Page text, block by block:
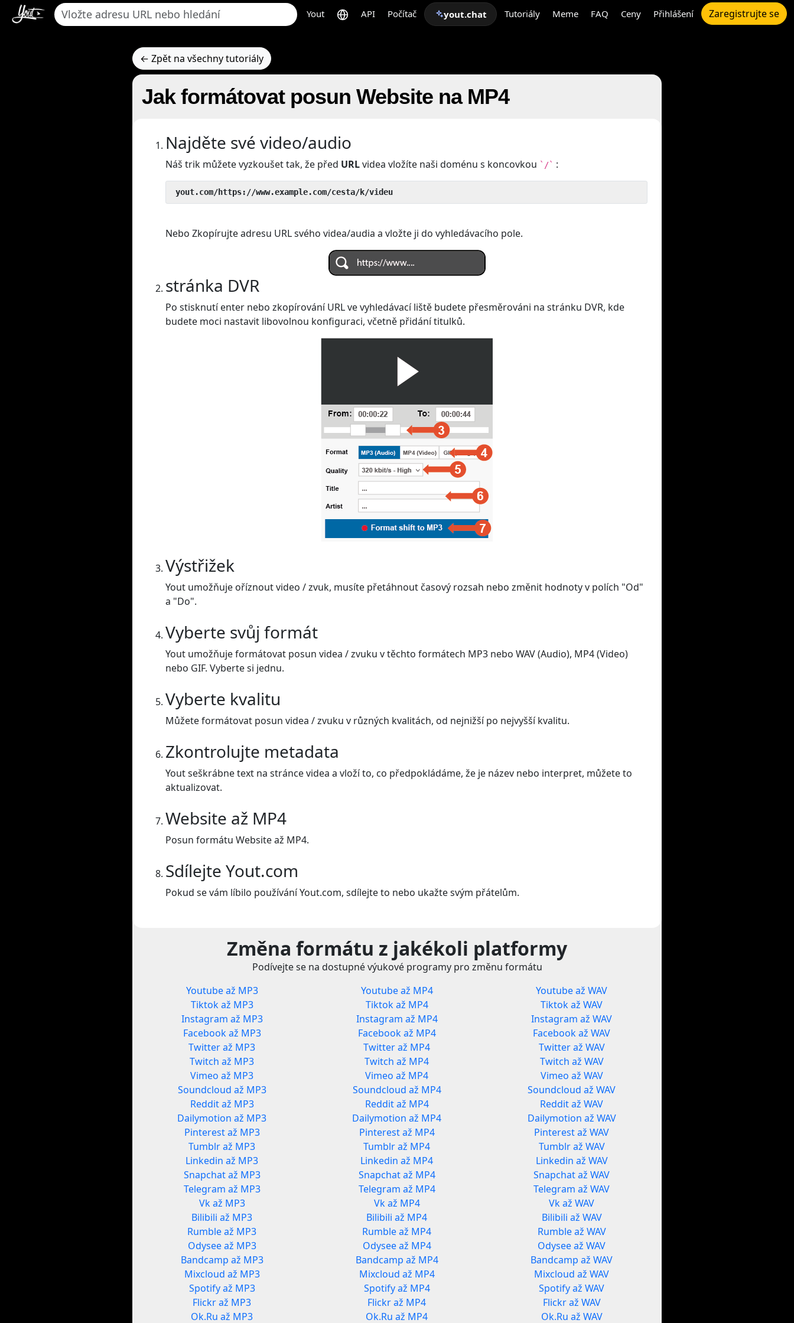
Yout API Počítač yout.chat Tutoriály Meme FAQ Ceny Přihlášení Zaregistrujte se
← Zpět na všechny tutoriály
Jak formátovat posun Website na MP4
Najděte své video/audio
Náš trik můžete vyzkoušet tak, že před URLvidea vložíte naši doménu s koncovkou `/` :
yout.com/https://www.example.com/cesta/k/videu
Nebo Zkopírujte adresu URL svého videa/audia a vložte ji do vyhledávacího pole.
stránka DVR
Po stisknutí enter nebo zkopírování URL ve vyhledávací liště budete přesměrováni na stránku DVR, kde
budete moci nastavit libovolnou konfiguraci, včetně přidání titulků.
Výstřižek
Yout umožňuje oříznout video / zvuk, musíte přetáhnout časový rozsah nebo změnit hodnoty v polích "Od"
a "Do".
Vyberte svůj formát
Yout umožňuje formátovat posun videa / zvuku v těchto formátech MP3 nebo WAV (Audio), MP4 (Video)
nebo GIF. Vyberte si jednu.
Vyberte kvalitu
Můžete formátovat posun videa / zvuku v různých kvalitách, od nejnižší po nejvyšší kvalitu.
Zkontrolujte metadata
Yout seškrábne text na stránce videa a vloží to, co předpokládáme, že je název nebo interpret, můžete to
aktualizovat.
Website až MP4
Posun formátu Website až MP4.
Sdílejte Yout.com
Pokud se vám líbilo používání Yout.com, sdílejte to nebo ukažte svým přátelům.
Změna formátu z jakékoli platformy
Podívejte se na dostupné výukové programy pro změnu formátu
Youtube až MP3
Tiktok až MP3
Instagram až MP3
Facebook až MP3
Twitter až MP3
Twitch až MP3
Vimeo až MP3
Soundcloud až MP3
Reddit až MP3
Dailymotion až MP3
Pinterest až MP3
Tumblr až MP3
Linkedin až MP3
Snapchat až MP3
Telegram až MP3
Vk až MP3
Bilibili až MP3
Rumble až MP3
Odysee až MP3
Bandcamp až MP3
Mixcloud až MP3
Spotify až MP3
Flickr až MP3
Ok.Ru až MP3
Youtube až MP4
Tiktok až MP4
Instagram až MP4
Facebook až MP4
Twitter až MP4
Twitch až MP4
Vimeo až MP4
Soundcloud až MP4
Reddit až MP4
Dailymotion až MP4
Pinterest až MP4
Tumblr až MP4
Linkedin až MP4
Snapchat až MP4
Telegram až MP4
Vk až MP4
Bilibili až MP4
Rumble až MP4
Odysee až MP4
Bandcamp až MP4
Mixcloud až MP4
Spotify až MP4
Flickr až MP4
Ok.Ru až MP4
Youtube až WAV
Tiktok až WAV
Instagram až WAV
Facebook až WAV
Twitter až WAV
Twitch až WAV
Vimeo až WAV
Soundcloud až WAV
Reddit až WAV
Dailymotion až WAV
Pinterest až WAV
Tumblr až WAV
Linkedin až WAV
Snapchat až WAV
Telegram až WAV
Vk až WAV
Bilibili až WAV
Rumble až WAV
Odysee až WAV
Bandcamp až WAV
Mixcloud až WAV
Spotify až WAV
Flickr až WAV
Ok.Ru až WAV